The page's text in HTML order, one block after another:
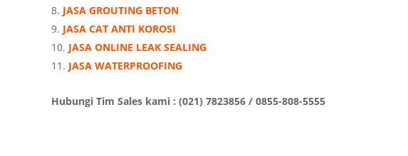
JASA GROUTING BETON
JASA CAT ANTI KOROSI
JASA ONLINE LEAK SEALING
JASA WATERPROOFING
Hubungi Tim Sales kami : (021) 7823856 / 0855-808-5555